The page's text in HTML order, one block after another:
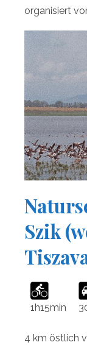
organisiert
Szik
1h15min
4 km östlich